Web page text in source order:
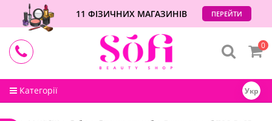
11 ФІЗИЧНИХ МАГАЗИНІВ ПЕРЕЙТИ
Категорії Укр
0